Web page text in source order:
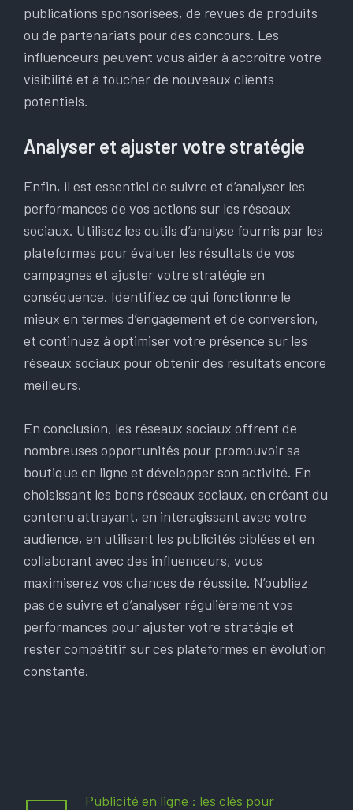
publications sponsorisées, de revues de produits
ou de partenariats pour des concours. Les
influenceurs peuvent vous aider à accroître votre
visibilité et à toucher de nouveaux clients
potentiels.
Analyser et ajuster votre stratégie
Enfin, il est essentiel de suivre et d’analyser les
performances de vos actions sur les réseaux
sociaux. Utilisez les outils d’analyse fournis par les
plateformes pour évaluer les résultats de vos
campagnes et ajuster votre stratégie en
conséquence. Identifiez ce qui fonctionne le
mieux en termes d’engagement et de conversion,
et continuez à optimiser votre présence sur les
réseaux sociaux pour obtenir des résultats encore
meilleurs.
En conclusion, les réseaux sociaux offrent de
nombreuses opportunités pour promouvoir sa
boutique en ligne et développer son activité. En
choisissant les bons réseaux sociaux, en créant du
contenu attrayant, en interagissant avec votre
audience, en utilisant les publicités ciblées et en
collaborant avec des influenceurs, vous
maximiserez vos chances de réussite. N’oubliez
pas de suivre et d’analyser régulièrement vos
performances pour ajuster votre stratégie et
rester compétitif sur ces plateformes en évolution
constante.
Publicité en ligne : les clés pour